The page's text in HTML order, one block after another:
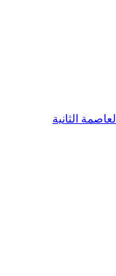
العاصمة الثانية